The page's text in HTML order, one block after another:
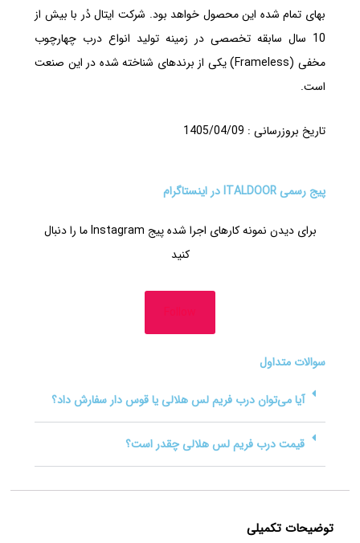
بهای تمام شده این محصول خواهد بود. شرکت ایتال دُر با بیش از
10 سال سابقه تخصصی در زمینه تولید انواع درب چهارچوب
مخفی (Frameless) یکی از برندهای شناخته شده در این صنعت
است.
تاریخ بروزرسانی : 1405/04/09
پیج رسمی ITALDOOR در اینستاگرام
برای دیدن نمونه کارهای اجرا شده پیج Instagram ما را دنبال
کنید
سوالات متداول
آیا می‌توان درب فریم لس هلالی یا قوس دار سفارش داد؟
قیمت درب فریم لس هلالی چقدر است؟
توضیحات تکمیلی